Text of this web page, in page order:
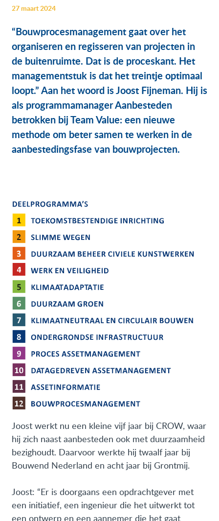
27 maart 2024
“Bouwprocesmanagement gaat over het
organiseren en regisseren van projecten in
de buitenruimte. Dat is de proceskant. Het
managementstuk is dat het treintje optimaal
loopt.” Aan het woord is Joost Fijneman. Hij is
als programmamanager Aanbesteden
betrokken bij Team Value: een nieuwe
methode om beter samen te werken in de
aanbestedingsfase van bouwprojecten.
Joost werkt nu een kleine vijf jaar bij CROW, waar
hij zich naast aanbesteden ook met duurzaamheid
bezighoudt. Daarvoor werkte hij twaalf jaar bij
Bouwend Nederland en acht jaar bij Grontmij.
Joost: “Er is doorgaans een opdrachtgever met
een initiatief, een ingenieur die het uitwerkt tot
een ontwerp en een aannemer die het gaat